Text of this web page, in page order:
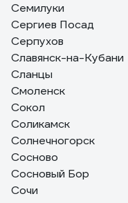
Семилуки
Сергиев Посад
Серпухов
Славянск-на-Кубани
Сланцы
Смоленск
Сокол
Соликамск
Солнечногорск
Сосново
Сосновый Бор
Сочи